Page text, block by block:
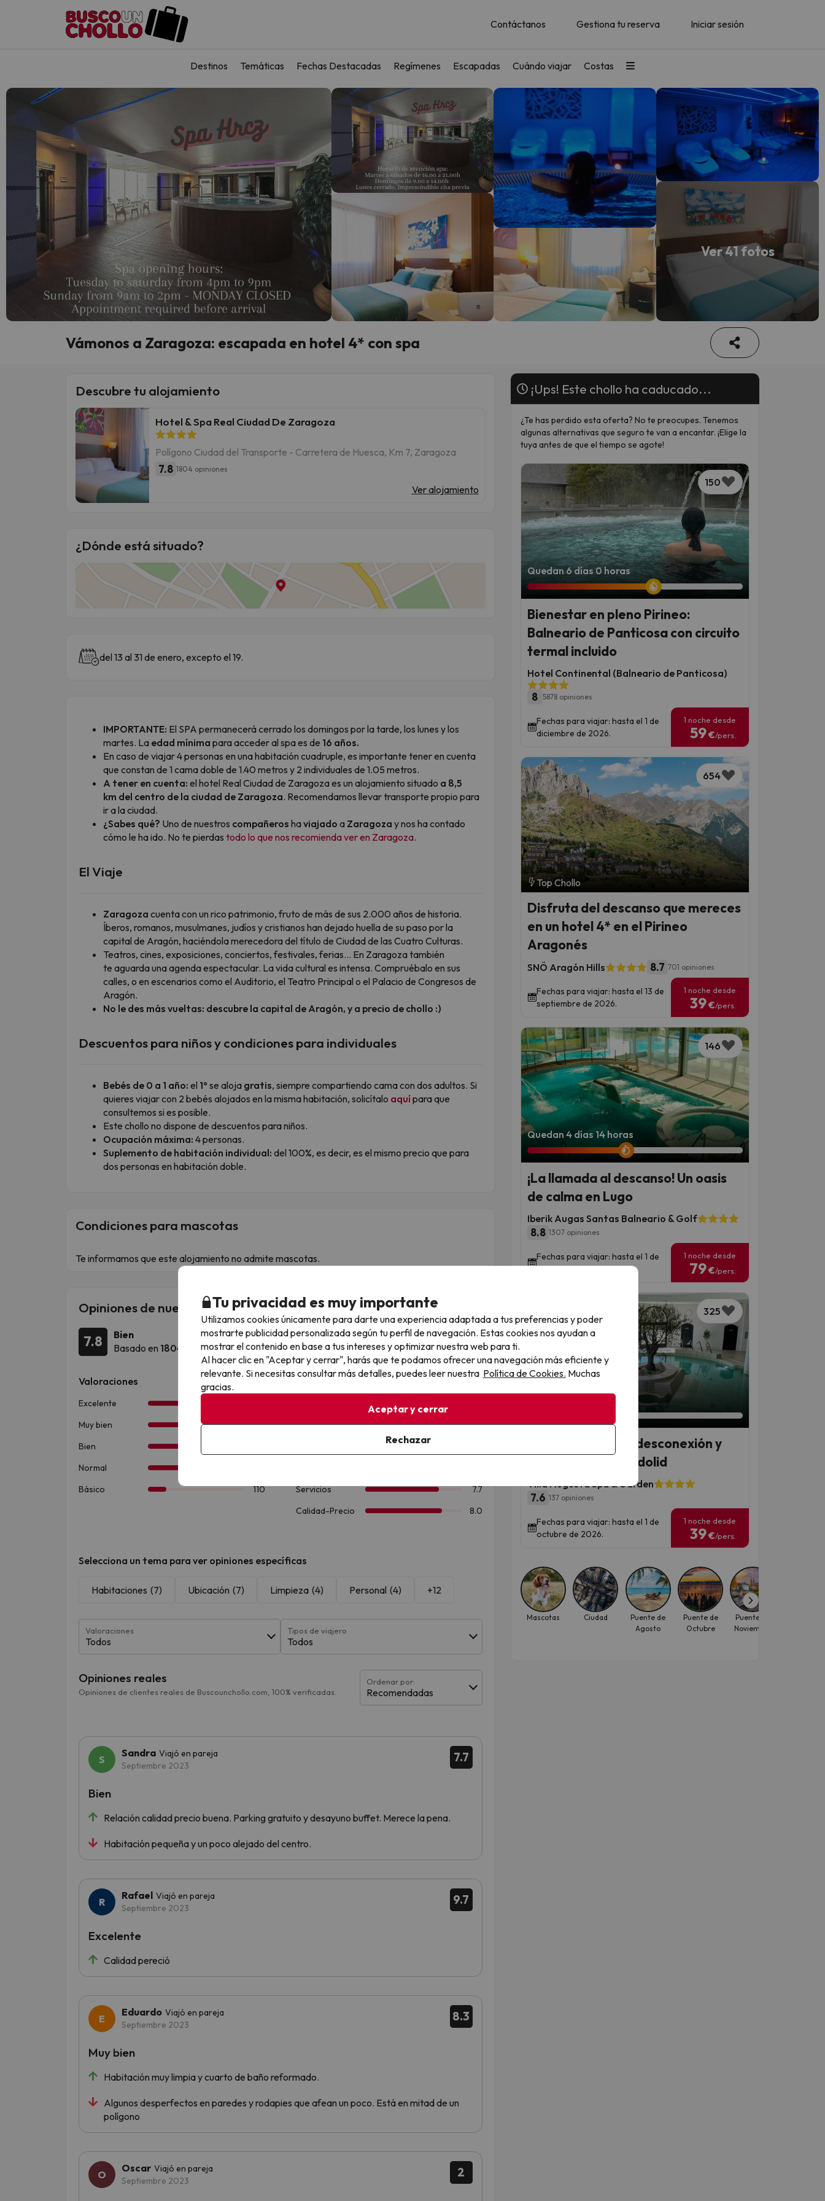
Contáctanos Gestiona tu reserva Iniciar sesión
Destinos Temáticas Fechas Destacadas Regímenes Escapadas Cuándo viajar Costas
Ver 41 fotos
Vámonos a Zaragoza: escapada en hotel 4* con spa
Descubre tu alojamiento
Hotel & Spa Real Ciudad De Zaragoza
Polígono Ciudad del Transporte - Carretera de Huesca, Km 7, Zaragoza
7.8 1804 opiniones
Ver alojamiento
¿Dónde está situado?
del 13 al 31 de enero, excepto el 19.
IMPORTANTE: El SPA permanecerá cerrado los domingos por la tarde, los lunes y los
martes. La edad mínima para acceder al spa es de 16 años.
En caso de viajar 4 personas en una habitación cuadruple, es importante tener en cuenta
que constan de 1 cama doble de 1.40 metros y 2 individuales de 1.05 metros.
A tener en cuenta: el hotel Real Ciudad de Zaragoza es un alojamiento situado a 8,5
km del centro de la ciudad de Zaragoza. Recomendamos llevar transporte propio para
ir a la ciudad.
¿Sabes qué? Uno de nuestros compañeros haviajado a Zaragoza y nos ha contado
cómo le ha ido. No te pierdas todo lo que nos recomienda ver en Zaragoza.
El Viaje
Zaragoza cuenta con un rico patrimonio, fruto de más de sus 2.000 años de historia.
Íberos, romanos, musulmanes, judíos y cristianos han dejado huella de su paso por la
capital de Aragón, haciéndola merecedora del título de Ciudad de las Cuatro Culturas.
Teatros, cines, exposiciones, conciertos, festivales, ferias… En Zaragoza también
te aguarda una agenda espectacular. La vida cultural es intensa. Compruébalo en sus
calles, o en escenarios como el Auditorio, el Teatro Principal o el Palacio de Congresos de
Aragón.
No le des más vueltas: descubre la capital de Aragón, y a precio de chollo :)
Descuentos para niños y condiciones para individuales
Bebés de 0 a 1 año: el 1º se aloja gratis, siempre compartiendo cama con dos adultos. Si
quieres viajar con 2 bebés alojados en la misma habitación, solicítalo aquípara que
consultemos si es posible.
Este chollo no dispone de descuentos para niños.
Ocupación máxima: 4 personas.
Suplemento de habitación individual: del 100%, es decir, es el mismo precio que para
dos personas en habitación doble.
Condiciones para mascotas
Te informamos que este alojamiento no admite mascotas.
Opiniones de nuestros clientes sobre el alojamiento
7.8
Bien
Basado en 1804 opiniones
Selecciona un tema para ver opiniones específicas
Habitaciones (7) Ubicación (7) Limpieza (4) Personal (4) +12
Valoraciones
Todos
Tipos de viajero
Todos
Opiniones reales
Opiniones de clientes reales de Buscounchollo.com, 100% verificadas.
Ordenar por:
Recomendadas
7.7
Sandra Viajó en pareja
Septiembre 2023
Relación calidad precio buena. Parking gratuito y desayuno buffet. Merece la pena.
Habitación pequeña y un poco alejado del centro.
Bien
9.7
Rafael Viajó en pareja
Septiembre 2023
Calidad pereció
Excelente
8.3
Eduardo Viajó en pareja
Septiembre 2023
Habitación muy limpia y cuarto de baño reformado.
Algunos desperfectos en paredes y rodapies que afean un poco. Está en mitad de un
polígono
Muy bien
2
Oscar Viajó en pareja
Septiembre 2023
¡Ups! Este chollo ha caducado...
¿Te has perdido esta oferta? No te preocupes. Tenemos
algunas alternativas que seguro te van a encantar. ¡Elige la
tuya antes de que el tiempo se agote!
150
Quedan 6 días 0 horas
Bienestar en pleno Pirineo:
Balneario de Panticosa con circuito
termal incluido
Hotel Continental (Balneario de Panticosa)
8 5878 opiniones
Fechas para viajar: hasta el 1 de
diciembre de 2026.
1 noche desde
59€/pers.
654
Top Chollo
Disfruta del descanso que mereces
en un hotel 4* en el Pirineo
Aragonés
SNÖ Aragón Hills 8.7 701 opiniones
Fechas para viajar: hasta el 13 de
septiembre de 2026.
1 noche desde
39€/pers.
146
Quedan 4 días 14 horas
¡La llamada al descanso! Un oasis
de calma en Lugo
Iberik Augas Santas Balneario & Golf
8.8 1307 opiniones
Fechas para viajar: hasta el 1 de
noviembre de 2026.
1 noche desde
79€/pers.
325
Quedan 2 días 22 horas
Una escapada de desconexión y
bienestar en Valladolid
Villa Augusta Spa & Garden
7.6 137 opiniones
Fechas para viajar: hasta el 1 de
octubre de 2026.
1 noche desde
39€/pers.
Mascotas Ciudad
Puente de
Agosto
Puente de
Octubre
Puente de
Noviembre
Tu privacidad es muy importante
Utilizamos cookies únicamente para darte una experiencia adaptada a tus preferencias y poder
mostrarte publicidad personalizada según tu perfil de navegación. Estas cookies nos ayudan a
mostrar el contenido en base a tus intereses y optimizar nuestra web para ti.
Al hacer clic en "Aceptar y cerrar", harás que te podamos ofrecer una navegación más eficiente y
relevante. Si necesitas consultar más detalles, puedes leer nuestra Política de Cookies. Muchas
gracias.
Aceptar y cerrar
Rechazar